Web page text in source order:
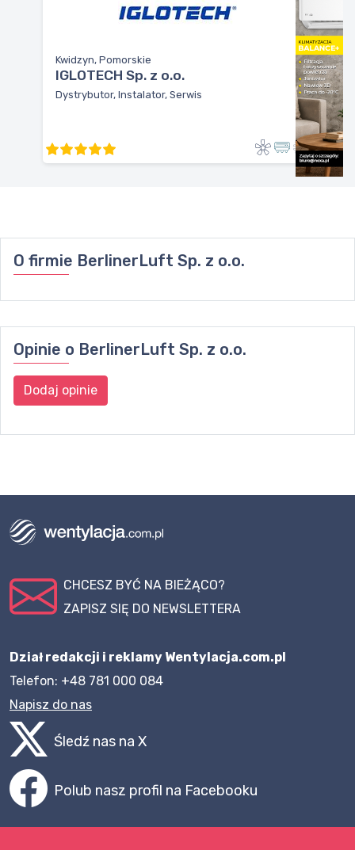
Kwidzyn, Pomorskie
IGLOTECH Sp. z o.o.
Dystrybutor, Instalator, Serwis
O firmie BerlinerLuft Sp. z o.o.
Opinie o BerlinerLuft Sp. z o.o.
Dodaj opinie
CHCESZ BYĆ NA BIEŻĄCO?
ZAPISZ SIĘ DO NEWSLETTERA
Dział redakcji i reklamy Wentylacja.com.pl
Telefon: +48 781 000 084
Napisz do nas
Śledź nas na X
Polub nasz profil na Facebooku